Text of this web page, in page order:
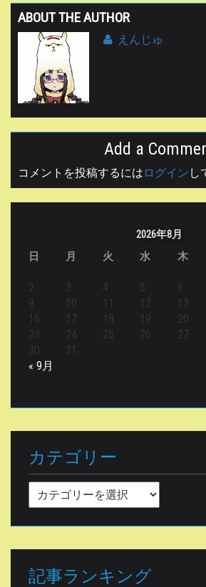
ウ
で
開
き
ABOUT THE AUTHOR
えんじゅ
Add a
コメントを投稿するには ログイン し
2026年8月
日
月 火 水 木
2
3 4 5 6
9
10 11 12 13
16
17 18 19 20
23
24 25 26 27
30
31
« 9月
カテゴリー
テ
ー
記事ランキング